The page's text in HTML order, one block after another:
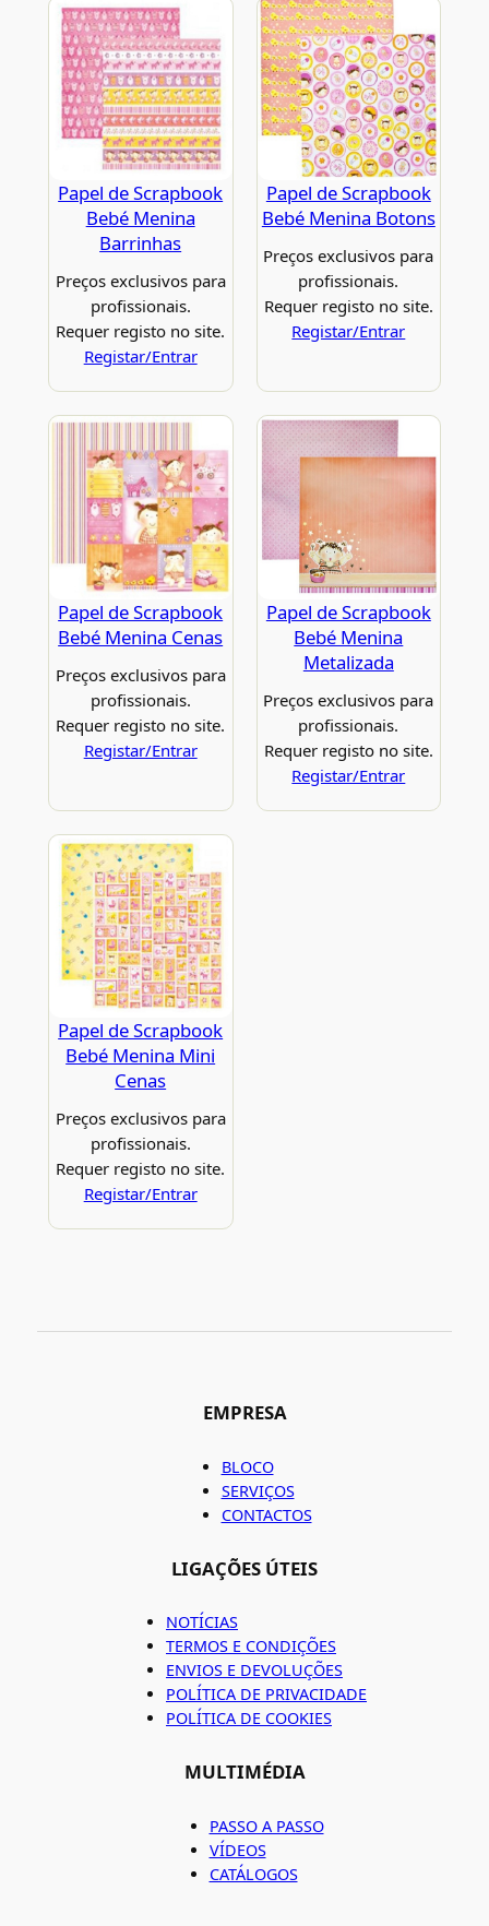
Papel de Scrapbook
Bebé Menina
Barrinhas
Preços exclusivos para
profissionais.
Requer registo no site.
Registar/Entrar
Papel de Scrapbook
Bebé Menina Botons
Preços exclusivos para
profissionais.
Requer registo no site.
Registar/Entrar
Papel de Scrapbook
Bebé Menina Cenas
Preços exclusivos para
profissionais.
Requer registo no site.
Registar/Entrar
Papel de Scrapbook
Bebé Menina
Metalizada
Preços exclusivos para
profissionais.
Requer registo no site.
Registar/Entrar
Papel de Scrapbook
Bebé Menina Mini
Cenas
Preços exclusivos para
profissionais.
Requer registo no site.
Registar/Entrar
EMPRESA
BLOCO
SERVIÇOS
CONTACTOS
LIGAÇÕES ÚTEIS
NOTÍCIAS
TERMOS E CONDIÇÕES
ENVIOS E DEVOLUÇÕES
POLÍTICA DE PRIVACIDADE
POLÍTICA DE COOKIES
MULTIMÉDIA
PASSO A PASSO
VÍDEOS
CATÁLOGOS